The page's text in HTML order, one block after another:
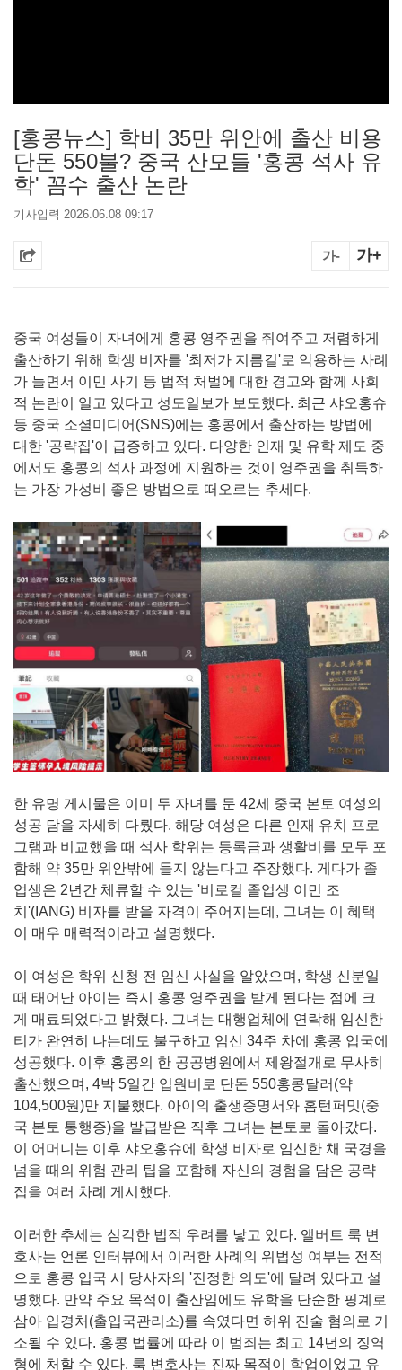
[홍콩뉴스] 학비 35만 위안에 출산 비용
단돈 550불? 중국 산모들 '홍콩 석사 유
학' 꼼수 출산 논란
기사입력 2026.06.08 09:17
가- 가+
중국 여성들이 자녀에게 홍콩 영주권을 쥐여주고 저렴하게
출산하기 위해 학생 비자를 '최저가 지름길'로 악용하는 사례
가 늘면서 이민 사기 등 법적 처벌에 대한 경고와 함께 사회
적 논란이 일고 있다고 성도일보가 보도했다. 최근 샤오홍슈
등 중국 소셜미디어(SNS)에는 홍콩에서 출산하는 방법에
대한 '공략집'이 급증하고 있다. 다양한 인재 및 유학 제도 중
에서도 홍콩의 석사 과정에 지원하는 것이 영주권을 취득하
는 가장 가성비 좋은 방법으로 떠오르는 추세다.
한 유명 게시물은 이미 두 자녀를 둔 42세 중국 본토 여성의
성공 담을 자세히 다뤘다. 해당 여성은 다른 인재 유치 프로
그램과 비교했을 때 석사 학위는 등록금과 생활비를 모두 포
함해 약 35만 위안밖에 들지 않는다고 주장했다. 게다가 졸
업생은 2년간 체류할 수 있는 '비로컬 졸업생 이민 조
치'(IANG) 비자를 받을 자격이 주어지는데, 그녀는 이 혜택
이 매우 매력적이라고 설명했다.
이 여성은 학위 신청 전 임신 사실을 알았으며, 학생 신분일
때 태어난 아이는 즉시 홍콩 영주권을 받게 된다는 점에 크
게 매료되었다고 밝혔다. 그녀는 대행업체에 연락해 임신한
티가 완연히 나는데도 불구하고 임신 34주 차에 홍콩 입국에
성공했다. 이후 홍콩의 한 공공병원에서 제왕절개로 무사히
출산했으며, 4박 5일간 입원비로 단돈 550홍콩달러(약
104,500원)만 지불했다. 아이의 출생증명서와 홈턴퍼밋(중
국 본토 통행증)을 발급받은 직후 그녀는 본토로 돌아갔다.
이 어머니는 이후 샤오홍슈에 학생 비자로 임신한 채 국경을
넘을 때의 위험 관리 팁을 포함해 자신의 경험을 담은 공략
집을 여러 차례 게시했다.
이러한 추세는 심각한 법적 우려를 낳고 있다. 앨버트 룩 변
호사는 언론 인터뷰에서 이러한 사례의 위법성 여부는 전적
으로 홍콩 입국 시 당사자의 '진정한 의도'에 달려 있다고 설
명했다. 만약 주요 목적이 출산임에도 유학을 단순한 핑계로
삼아 입경처(출입국관리소)를 속였다면 허위 진술 혐의로 기
소될 수 있다. 홍콩 법률에 따라 이 범죄는 최고 14년의 징역
형에 처할 수 있다. 룩 변호사는 진짜 목적이 학업이었고 유